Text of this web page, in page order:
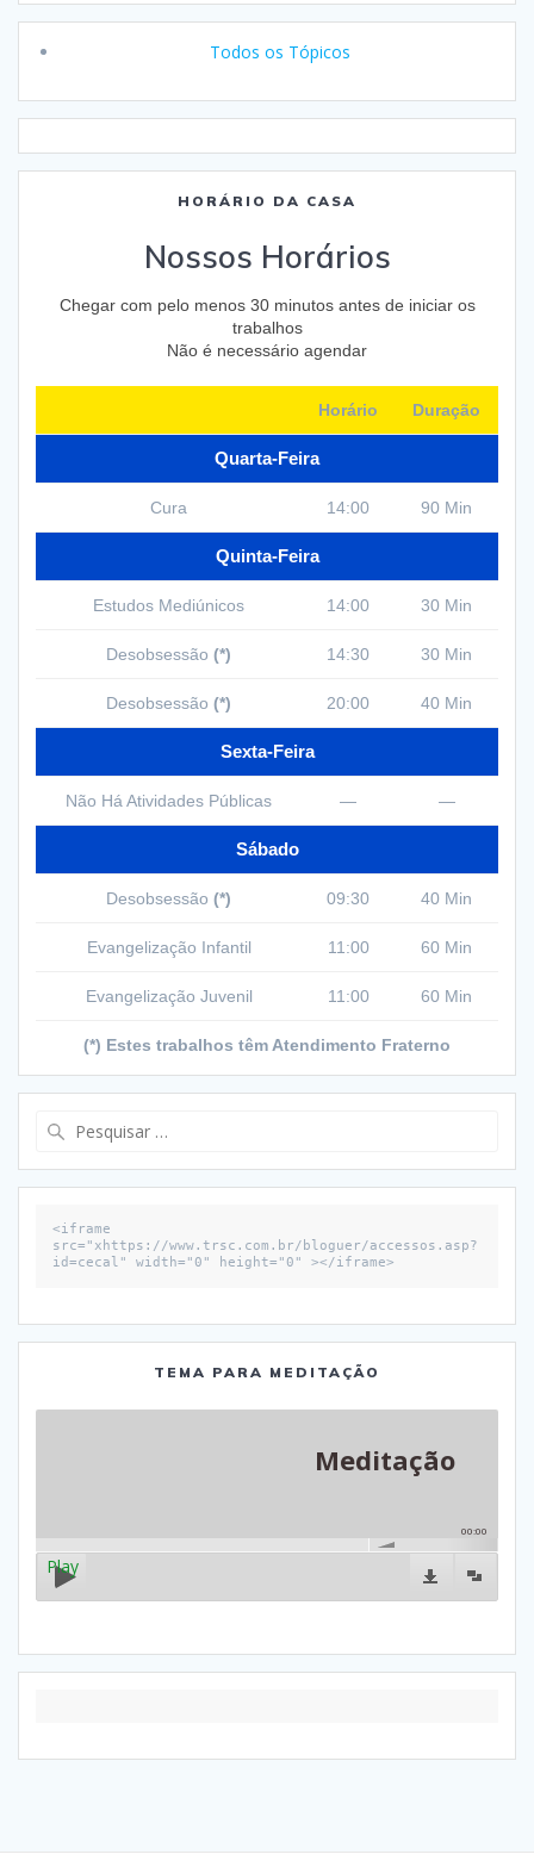
Todos os Tópicos
HORÁRIO DA CASA
Nossos Horários
Chegar com pelo menos 30 minutos antes de iniciar os
trabalhos
Não é necessário agendar
Horário Duração
Quarta-Feira
Cura 14:00 90 Min
Quinta-Feira
Estudos Mediúnicos 14:00 30 Min
Desobsessão (*) 14:30 30 Min
Desobsessão (*) 20:00 40 Min
Sexta-Feira
Não Há Atividades Públicas — —
Sábado
Desobsessão (*) 09:30 40 Min
Evangelização Infantil 11:00 60 Min
Evangelização Juvenil 11:00 60 Min
(*) Estes trabalhos têm Atendimento Fraterno
<iframe
src="xhttps://www.trsc.com.br/bloguer/accessos.asp?
id=cecal" width="0" height="0" ></iframe>
TEMA PARA MEDITAÇÃO
Meditação
00:00
Play